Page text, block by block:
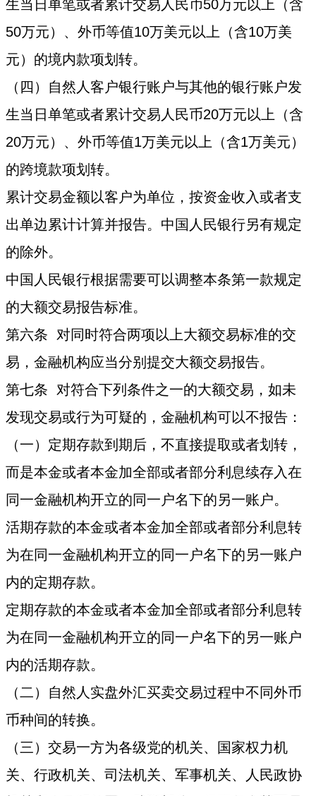
生当日单笔或者累计交易人民币50万元以上（含
50万元）、外币等值10万美元以上（含10万美
元）的境内款项划转。
（四）自然人客户银行账户与其他的银行账户发
生当日单笔或者累计交易人民币20万元以上（含
20万元）、外币等值1万美元以上（含1万美元）
的跨境款项划转。
累计交易金额以客户为单位，按资金收入或者支
出单边累计计算并报告。中国人民银行另有规定
的除外。
中国人民银行根据需要可以调整本条第一款规定
的大额交易报告标准。
第六条 对同时符合两项以上大额交易标准的交
易，金融机构应当分别提交大额交易报告。
第七条 对符合下列条件之一的大额交易，如未
发现交易或行为可疑的，金融机构可以不报告：
（一）定期存款到期后，不直接提取或者划转，
而是本金或者本金加全部或者部分利息续存入在
同一金融机构开立的同一户名下的另一账户。
活期存款的本金或者本金加全部或者部分利息转
为在同一金融机构开立的同一户名下的另一账户
内的定期存款。
定期存款的本金或者本金加全部或者部分利息转
为在同一金融机构开立的同一户名下的另一账户
内的活期存款。
（二）自然人实盘外汇买卖交易过程中不同外币
币种间的转换。
（三）交易一方为各级党的机关、国家权力机
关、行政机关、司法机关、军事机关、人民政协